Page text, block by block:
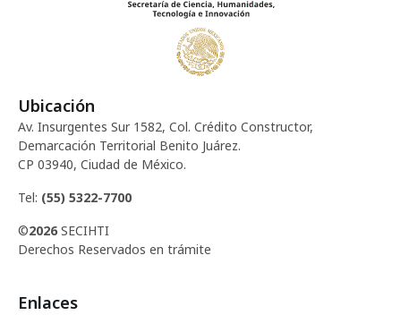
Ubicación
Av. Insurgentes Sur 1582, Col. Crédito Constructor,
Demarcación Territorial Benito Juárez.
CP 03940, Ciudad de México.
Tel: (55) 5322-7700
©2026 SECIHTI
Derechos Reservados en trámite
Enlaces